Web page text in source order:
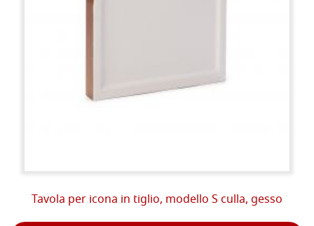
Tavola per icona in tiglio, modello S culla, gesso